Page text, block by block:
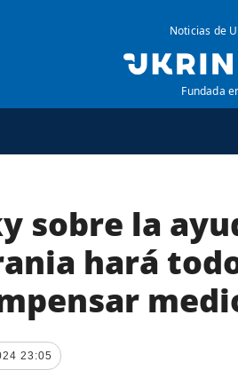
Noticias de
Fundada
AGENCIA
sobre la agencia
contacto
condiciones de
suscripción
servicios
sobre la
hará
23:05